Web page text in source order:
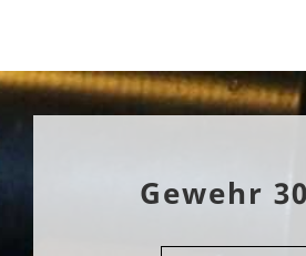
Gewehr